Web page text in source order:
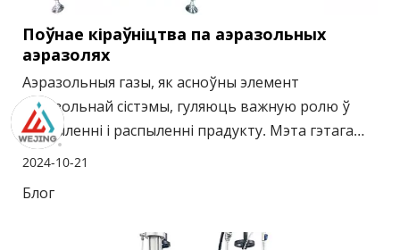
Поўнае кіраўніцтва па аэразольных
аэразолях
Аэразольныя газы, як асноўны элемент
аэразольнай сістэмы, гуляюць важную ролю ў
распыленні і распыленні прадукту. Мэта гэтага
дапаможніка - даць вам поўнае ўяўленне аб
працуюць, іх тыпах, уздзеянні на навакольнае
2024-10-21
Блог